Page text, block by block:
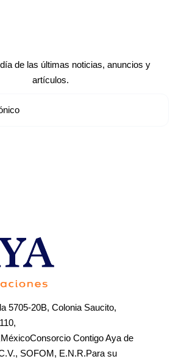
de las últimas noticias, anuncios y
artículos.
5705-20B, Colonia Saucito,
Contigo Aya de
SOFOM, E.N.R.Para su